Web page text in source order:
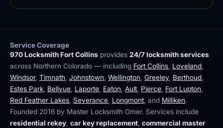
Service Coverage
970 Locksmith Fort Collins provides 24/7 locksmith services
across Northern Colorado — including Fort Collins Loveland
Windsor, Timnath Johnstown Wellington Greeley Berthoud
Estes Park Bellvue Laporte Eaton Ault Pierce Fort Lupton
Red Feather Lakes Severance Longmont , and Milliken.
Founded 2016 by Master Locksmith Omer. Services include
residential rekey car key replacement commercial master